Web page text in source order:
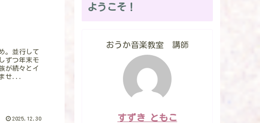
。並行して
ずつ年末モ
が続々とイ
せ...
2025.12.30
ようこそ！
おうか音楽教室 講師
すずき ともこ